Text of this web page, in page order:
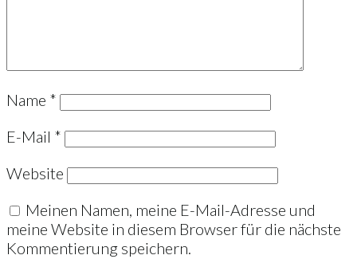
Name *
E-Mail *
Website
Meinen Namen, meine E-Mail-Adresse und
meine Website in diesem Browser für die nächste
Kommentierung speichern.